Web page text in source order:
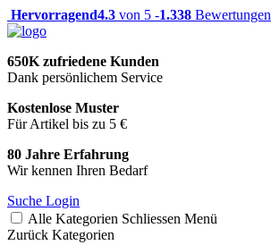
Hervorragend4.3 von 5 -1.338 Bewertungen
650K zufriedene Kunden
Dank persönlichem Service
Kostenlose Muster
Für Artikel bis zu 5 €
80 Jahre Erfahrung
Wir kennen Ihren Bedarf
Suche Login
Alle Kategorien Schliessen Menü
Zurück Kategorien